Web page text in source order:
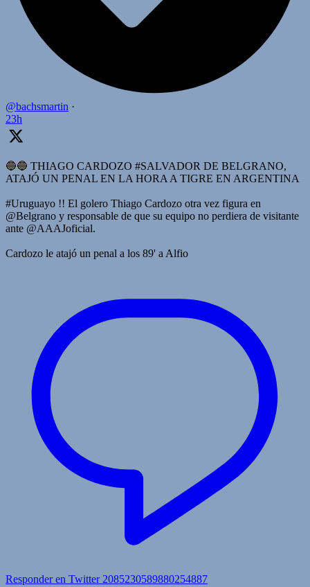
@bachsmartin ·
23h
🔵🔵 THIAGO CARDOZO #SALVADOR DE BELGRANO,
ATAJÓ UN PENAL EN LA HORA A TIGRE EN ARGENTINA
#Uruguayo !! El golero Thiago Cardozo otra vez figura en
@Belgrano y responsable de que su equipo no perdiera de visitante
ante @AAAJoficial.
Cardozo le atajó un penal a los 89' a Alfio
Responder en Twitter 2085230589880254887